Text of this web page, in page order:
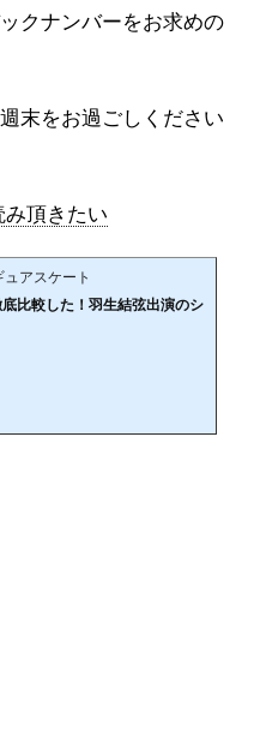
クナンバーをお求めの
末をお過ごしください
頂きたい
アスケート
比較した！羽生結弦出演のシ